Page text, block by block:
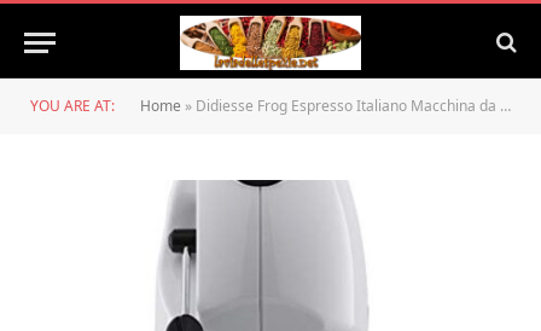
YOU ARE AT: Home » Didiesse Frog Espresso Italiano Macchina da Caffè a Cialde (bianca)